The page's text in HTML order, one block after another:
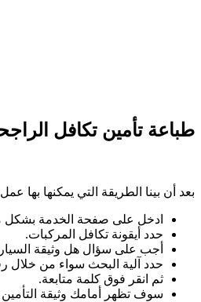
طباعة تأمين تكافل
بعد أن بينا الطريقة التي يمكنها
ادخل على صفحة الخدمة بشكل
حدد أيقونة تكافل المركبات.
أجب على سؤال هل وثيقة السيارة
حدد آلية البحث سواء من خلال
ثم انقر فوق كلمة متابعة.
سوف تظهر أمامك وثيقة